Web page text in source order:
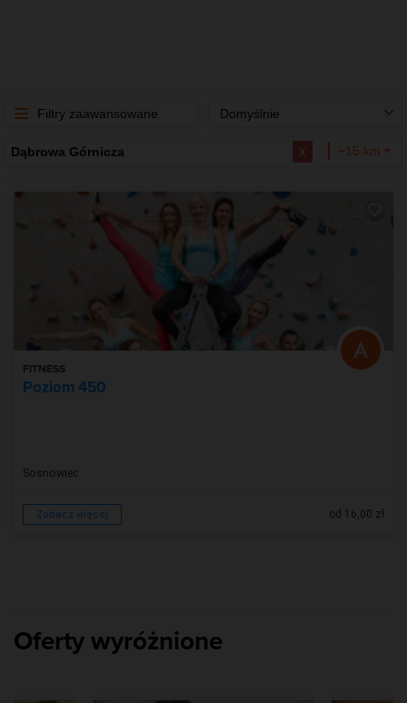
Filtry zaawansowane Domyślnie
Dąbrowa Górnicza x +15 km
FITNESS
Poziom 450
Sosnowiec
Zobacz więcej od 16,00 zł
Oferty wyróżnione